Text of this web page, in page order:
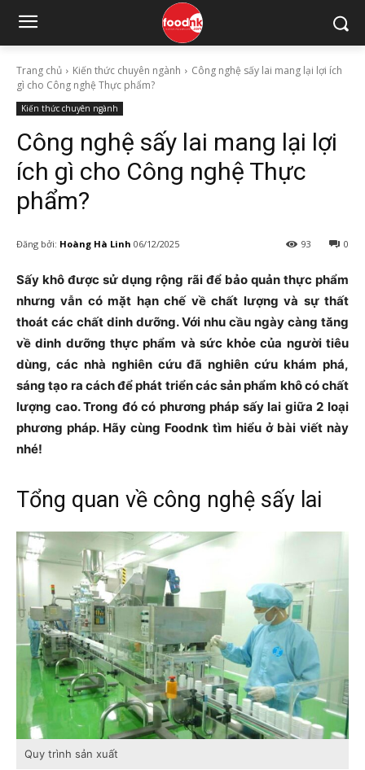
Trang chủ Kiến thức chuyên ngành
Công nghệ sấy lai mang lại lợi ích
gì cho Công nghệ Thực phẩm?
Kiến thức chuyên ngành
Công nghệ sấy lai mang lại lợi
ích gì cho Công nghệ Thực
phẩm?
Đăng bởi: Hoàng Hà Linh 06/12/2025 0
93
Sấy khô được sử dụng rộng rãi để bảo quản thực phẩm
nhưng vẫn có mặt hạn chế về chất lượng và sự thất
thoát các chất dinh dưỡng. Với nhu cầu ngày càng tăng
về dinh dưỡng thực phẩm và sức khỏe của người tiêu
dùng, các nhà nghiên cứu đã nghiên cứu khám phá,
sáng tạo ra cách để phát triển các sản phẩm khô có chất
lượng cao. Trong đó có phương pháp sấy lai giữa 2 loại
phương pháp. Hãy cùng Foodnk tìm hiểu ở bài viết này
nhé!
Tổng quan về công nghệ sấy lai
Quy trình sản xuất